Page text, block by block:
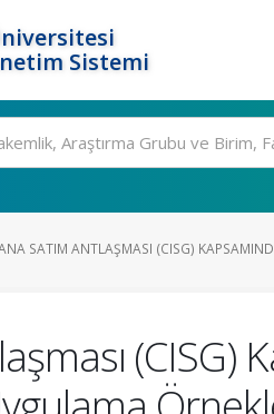
Sistemi
SATIM ANTLAŞMASI (CISG)
(CISG)